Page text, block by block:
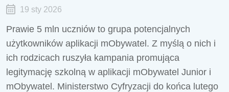
19 sty 2026
Prawie 5 mln uczniów to grupa potencjalnych
użytkowników aplikacji mObywatel. Z myślą o nich i
ich rodzicach ruszyła kampania promująca
legitymację szkolną w aplikacji mObywatel Junior i
mObywatel. Ministerstwo Cyfryzacji do końca lutego